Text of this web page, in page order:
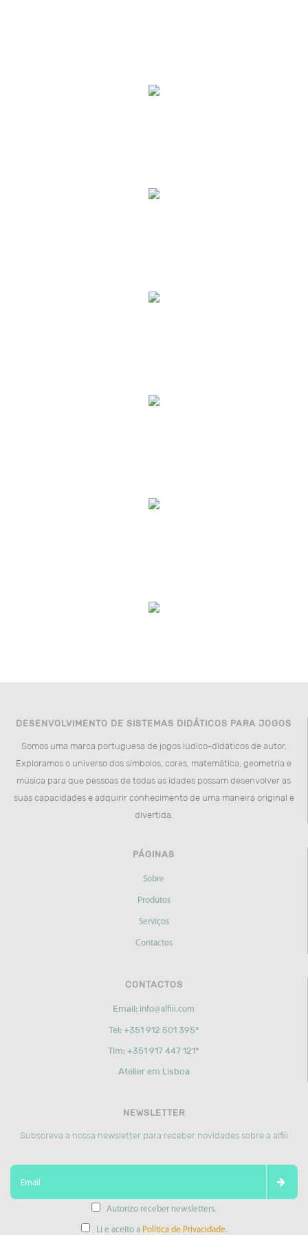
DESENVOLVIMENTO DE SISTEMAS DIDÁTICOS PARA JOGOS
Somos uma marca portuguesa de jogos lúdico-didáticos de autor.
Exploramos o universo dos símbolos, cores, matemática, geometria e
música para que pessoas de todas as idades possam desenvolver as
suas capacidades e adquirir conhecimento de uma maneira original e
divertida.
PÁGINAS
Sobre
Produtos
Serviços
Contactos
CONTACTOS
Email: info@alfiii.com
Tel: +351 912 501 395*
Tlm: +351 917 447 121*
Atelier em Lisboa
NEWSLETTER
Subscreva a nossa newsletter para receber novidades sobre a alfiii
Autorizo receber newsletters.
Li e aceito a Política de Privacidade.